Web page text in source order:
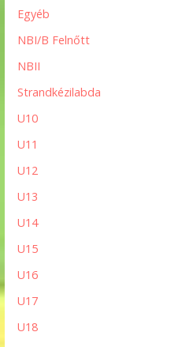
Egyéb
NBI/B Felnőtt
NBII
Strandkézilabda
U10
U11
U12
U13
U14
U15
U16
U17
U18